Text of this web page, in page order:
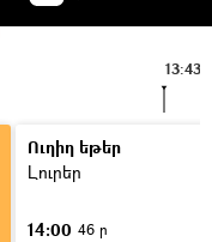
13:43
Ուղիղ եթեր
Լուրեր
14:00 46 ր